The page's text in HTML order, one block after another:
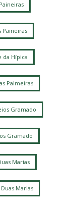
Paineiras
da Hípica
Palmeiras
Gramado
Gramado
Marias
Marias